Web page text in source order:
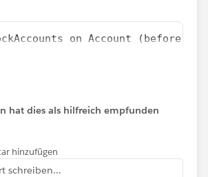
on Account (before
record:trigger.new) {
record.name.addError('This name
helps, if it does, please mark this
hat dies als hilfreich empfunden
hinzufügen
schreiben...